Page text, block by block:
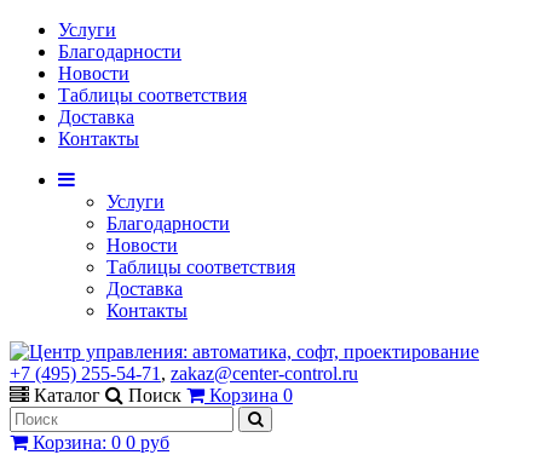
Услуги
Благодарности
Новости
Таблицы соответствия
Доставка
Контакты
Услуги
Благодарности
Новости
Таблицы соответствия
Доставка
Контакты
+7 (495) 255-54-71 , zakaz@center-control.ru
Каталог
Поиск Корзина 0
Корзина: 0 0 руб